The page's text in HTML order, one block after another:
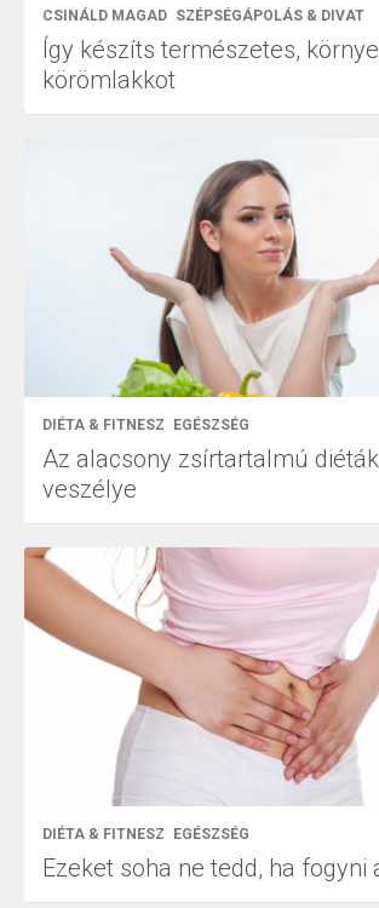
CSINÁLD MAGAD SZÉPSÉGÁPOLÁS & DIVAT
Így készíts természetes,
körömlakkot
DIÉTA & FITNESZ EGÉSZSÉG
Az alacsony zsírtartalmú
veszélye
DIÉTA & FITNESZ EGÉSZSÉG
Ezeket soha ne tedd, ha fogyni